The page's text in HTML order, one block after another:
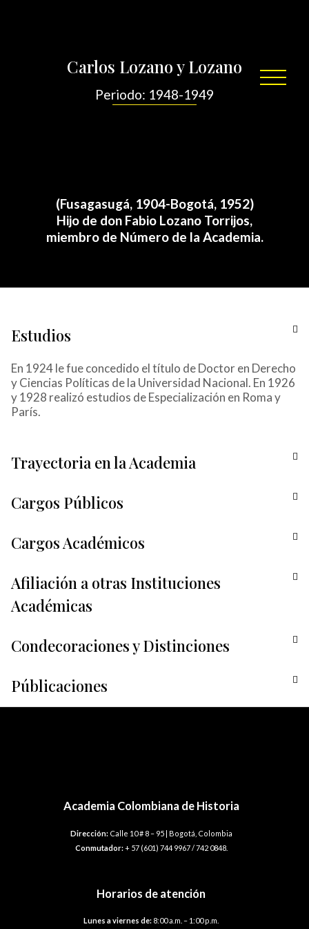
Carlos Lozano y Lozano
Periodo: 1948-1949
(Fusagasugá, 1904-Bogotá, 1952)
Hijo de don Fabio Lozano Torrijos,
miembro de Número de la Academia.
Estudios
En 1924 le fue concedido el título de Doctor en Derecho
y Ciencias Políticas de la Universidad Nacional. En 1926
y 1928 realizó estudios de Especialización en Roma y
París.
Trayectoria en la Academia
Cargos Públicos
Cargos Académicos
Afiliación a otras Instituciones
Académicas
Condecoraciones y Distinciones
Públicaciones
Academia Colombiana de Historia
Dirección:Calle 10 # 8 – 95 | Bogotá, Colombia
Conmutador:+ 57 (601) 744 9967 / 742 0848.
Horarios de atención
Lunes a viernes de: 8:00 a.m. – 1:00 p.m.